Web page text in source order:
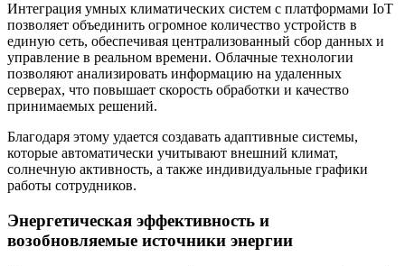
Интеграция умных климатических систем с платформами IoT
позволяет объединить огромное количество устройств в
единую сеть, обеспечивая централизованный сбор данных и
управление в реальном времени. Облачные технологии
позволяют анализировать информацию на удаленных
серверах, что повышает скорость обработки и качество
принимаемых решений.
Благодаря этому удается создавать адаптивные системы,
которые автоматически учитывают внешний климат,
солнечную активность, а также индивидуальные графики
работы сотрудников.
Энергетическая эффективность и
возобновляемые источники энергии